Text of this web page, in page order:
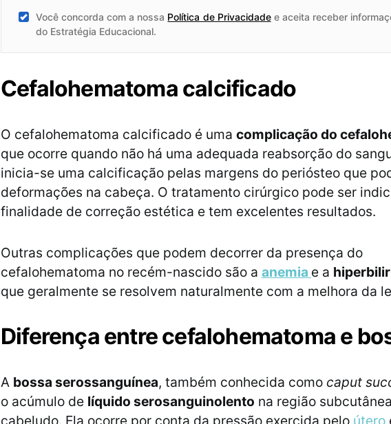
Você concorda com a nossa Política de Privacidadee aceita receber
do Estratégia Educacional.
Cefalohematoma calcificado
O cefalohematoma calcificado é uma complicação do
que ocorre quando não há uma adequada reabsorção do
inicia-se uma calcificação pelas margens do periósteo que
deformações na cabeça. O tratamento cirúrgico pode ser
finalidade de correção estética e tem excelentes resultados.
Outras complicações que podem decorrer da presença do
cefalohematoma no recém-nascido são a anemia e a
que geralmente se resolvem naturalmente com a melhora da
Diferença entre cefalohematoma e
A bossa serossanguínea, também conhecida como caput
o acúmulo de líquido serosanguinolento na região